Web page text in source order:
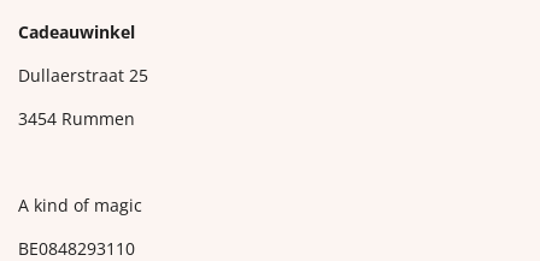
Cadeauwinkel
Dullaerstraat 25
3454 Rummen
A kind of magic
BE0848293110